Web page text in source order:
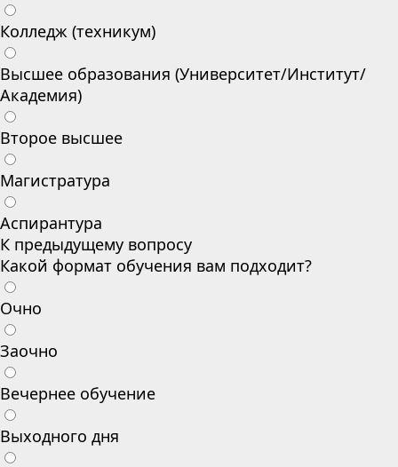
Колледж (техникум)
Высшее образования (Университет/Институт/
Академия)
Второе высшее
Магистратура
Аспирантура
К предыдущему вопросу
Какой формат обучения вам подходит?
Очно
Заочно
Вечернее обучение
Выходного дня